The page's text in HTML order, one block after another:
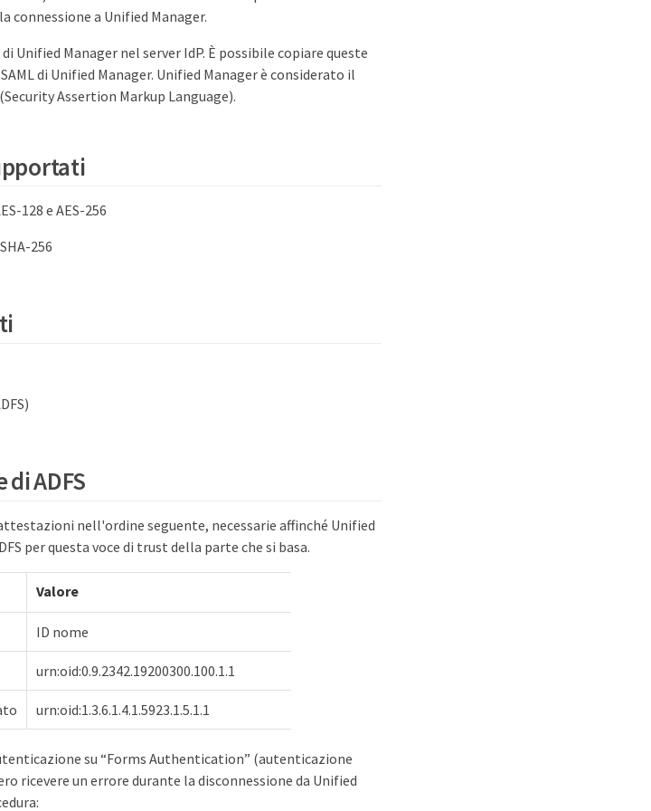
connessione a Unified Manager.
Unified Manager nel server IdP. È possibile copiare queste
di Unified Manager. Unified Manager è considerato il
Assertion Markup Language).
128 e AES-256
256
ADFS
nell'ordine seguente, necessarie affinché Unified
per questa voce di trust della parte che si basa.
Valore
ID nome
urn:oid:0.9.2342.19200300.100.1.1
urn:oid:1.3.6.1.4.1.5923.1.5.1.1
su “Forms Authentication” (autenticazione
un errore durante la disconnessione da Unified